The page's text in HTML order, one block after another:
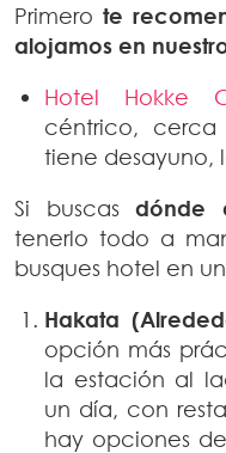
Primero te
alojamos en
Hotel Hokke
céntrico,
tiene desayuno,
Si buscas dónde
tenerlo todo a
busques hotel en
Hakata
opción más
la estación al
un día, con
hay opciones